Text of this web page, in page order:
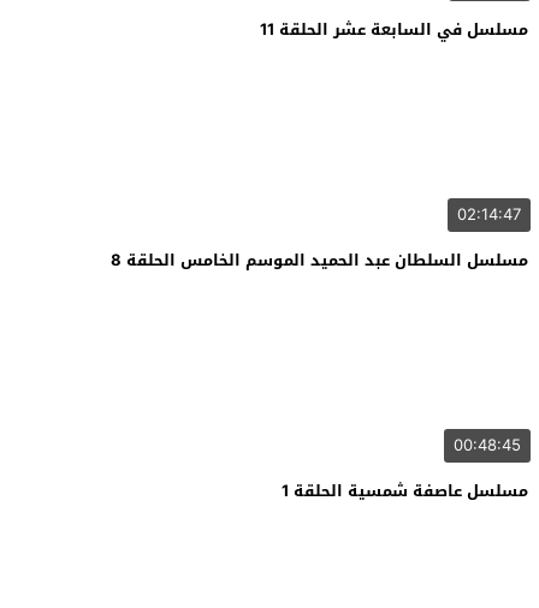
مسلسل في السابعة عشر الحلقة 11
02:14:47
مسلسل السلطان عبد الحميد الموسم الخامس الحلقة 8
00:48:45
مسلسل عاصفة شمسية الحلقة 1